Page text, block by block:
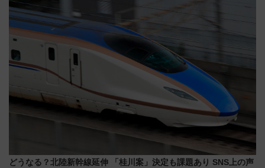
雑避ける「空席」探しのコツ
どうなる？北陸新幹線延伸 「桂川案」決定も課題あり SNS上の声